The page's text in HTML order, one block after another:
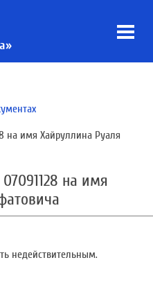
на имя Хайруллина Руаля
на имя
недействительным.